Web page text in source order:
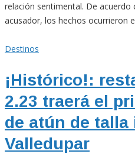
relación sentimental. De acuerdo
acusador, los hechos ocurrieron
Destinos
¡Histórico!:
2.23 traerá el
de atún de
Valledupar